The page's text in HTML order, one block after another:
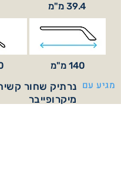
39.4 מ"מ
140 מ"מ
נרתיק שחור
מיקרופייבר
מגיע עם